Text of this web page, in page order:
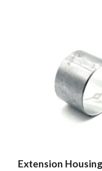
Extension